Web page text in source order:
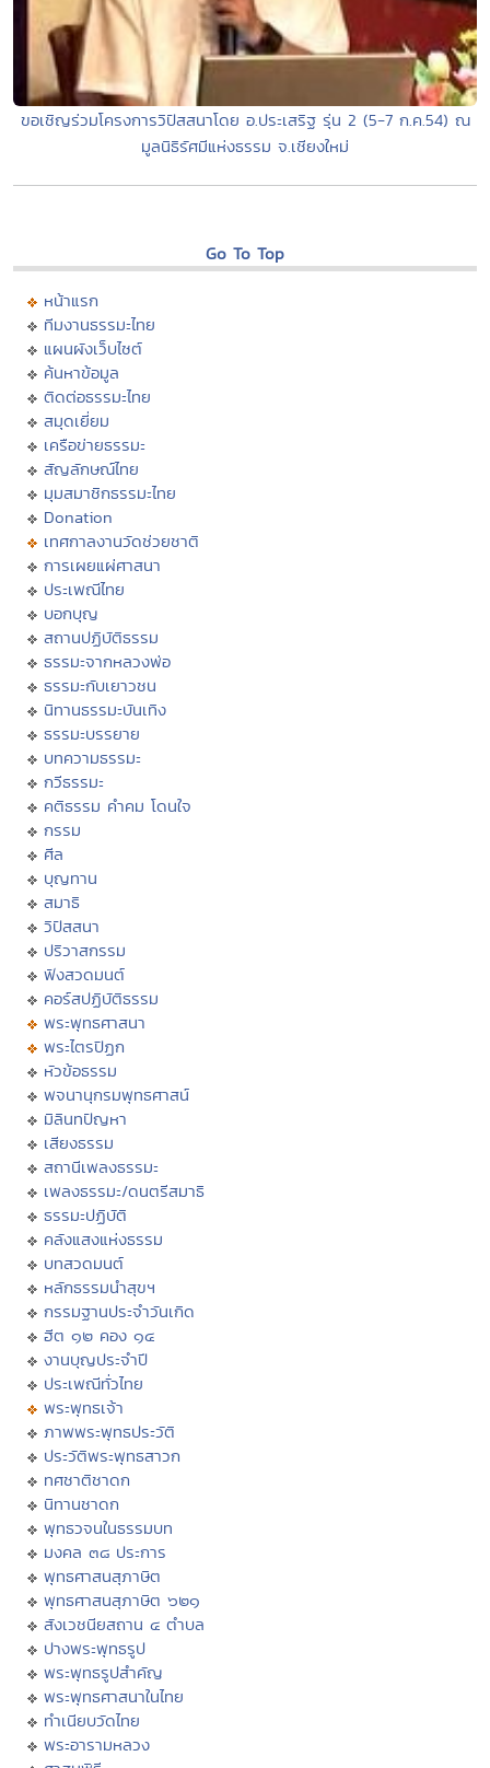
ขอเชิญร่วมโครงการวิปัสสนาโดย อ.ประเสริฐ รุ่น 2 (5-7 ก.ค.54) ณ
มูลนิธิรัศมีแห่งธรรม จ.เชียงใหม่
Go To Top
หน้าแรก
ทีมงานธรรมะไทย
แผนผังเว็บไซต์
ค้นหาข้อมูล
ติดต่อธรรมะไทย
สมุดเยี่ยม
เครือข่ายธรรมะ
สัญลักษณ์ไทย
มุมสมาชิกธรรมะไทย
Donation
เทศกาลงานวัดช่วยชาติ
การเผยแผ่ศาสนา
ประเพณีไทย
บอกบุญ
สถานปฏิบัติธรรม
ธรรมะจากหลวงพ่อ
ธรรมะกับเยาวชน
นิทานธรรมะบันเทิง
ธรรมะบรรยาย
บทความธรรมะ
กวีธรรมะ
คติธรรม คำคม โดนใจ
กรรม
ศีล
บุญทาน
สมาธิ
วิปัสสนา
ปริวาสกรรม
ฟังสวดมนต์
คอร์สปฏิบัติธรรม
พระพุทธศาสนา
พระไตรปิฏก
หัวข้อธรรม
พจนานุกรมพุทธศาสน์
มิลินทปัญหา
เสียงธรรม
สถานีเพลงธรรมะ
เพลงธรรมะ/ดนตรีสมาธิ
ธรรมะปฏิบัติ
คลังแสงแห่งธรรม
บทสวดมนต์
หลักธรรมนำสุขฯ
กรรมฐานประจำวันเกิด
ฮีต ๑๒ คอง ๑๔
งานบุญประจำปี
ประเพณีทั่วไทย
พระพุทธเจ้า
ภาพพระพุทธประวัติ
ประวัติพระพุทธสาวก
ทศชาติชาดก
นิทานชาดก
พุทธวจนในธรรมบท
มงคล ๓๘ ประการ
พุทธศาสนสุภาษิต
พุทธศาสนสุภาษิต ๖๒๑
สังเวชนียสถาน ๔ ตำบล
ปางพระพุทธรูป
พระพุทธรูปสำคัญ
พระพุทธศาสนาในไทย
ทำเนียบวัดไทย
พระอารามหลวง